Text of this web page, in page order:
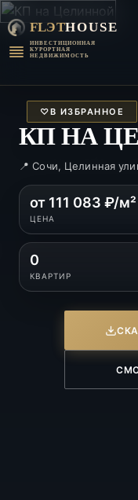
FLЭTHOUSE
ИНВЕСТИЦИОННАЯ
КУРОРТНАЯ
НЕДВИЖИМОСТЬ
♡В ИЗБРАННОЕ
КП НА
📍 Сочи, Целинная
от 111 083 ₽/м²
ЦЕНА
0
КВАРТИР